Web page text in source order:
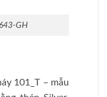
GH
101_T – mẫu